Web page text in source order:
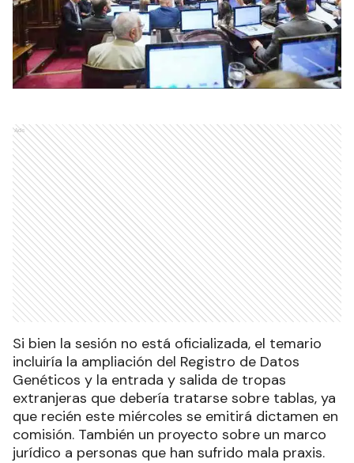
Ads
Si bien la sesión no está oficializada, el temario
incluiría la ampliación del Registro de Datos
Genéticos y la entrada y salida de tropas
extranjeras que debería tratarse sobre tablas, ya
que recién este miércoles se emitirá dictamen en
comisión. También un proyecto sobre un marco
jurídico a personas que han sufrido mala praxis.